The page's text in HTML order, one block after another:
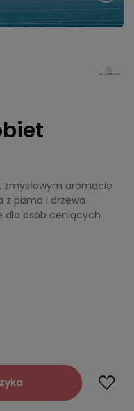
aromacie
z piżma i drzewa
dla osób ceniących